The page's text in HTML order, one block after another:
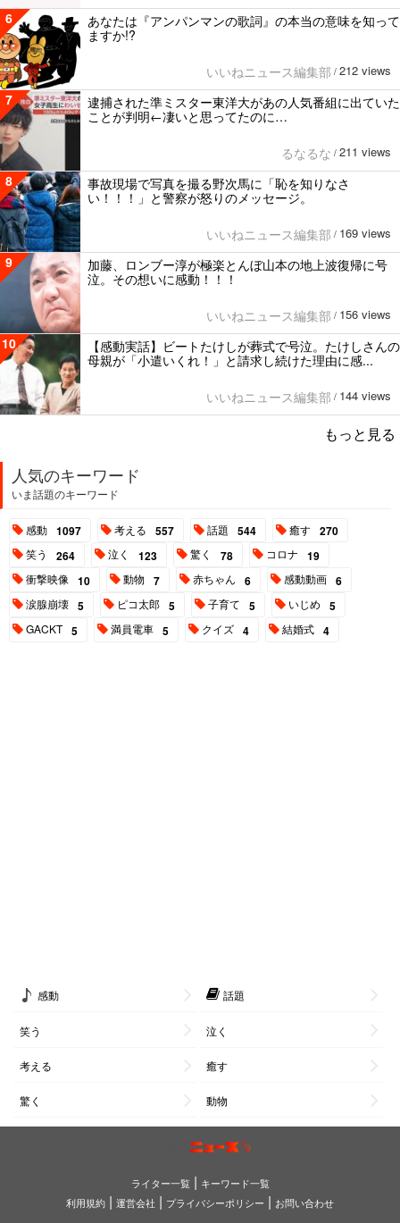
6
あなたは『アンパンマンの歌詞』の本当の意味を知って
ますか!?
いいねニュース編集部 / 212 views
7
逮捕された準ミスター東洋大があの人気番組に出ていた
ことが判明←凄いと思ってたのに…
るなるな / 211 views
8
事故現場で写真を撮る野次馬に「恥を知りなさ
い！！！」と警察が怒りのメッセージ。
いいねニュース編集部 / 169 views
9
加藤、ロンブー淳が極楽とんぼ山本の地上波復帰に号
泣。その想いに感動！！！
いいねニュース編集部 / 156 views
10
【感動実話】ビートたけしが葬式で号泣。たけしさんの
母親が「小遣いくれ！」と請求し続けた理由に感...
いいねニュース編集部 / 144 views
もっと見る
人気のキーワード
いま話題のキーワード
感動 1097 考える 557 話題 544 癒す 270
笑う 264 泣く 123 驚く 78 コロナ 19
衝撃映像 10 動物 7 赤ちゃん 6 感動動画 6
涙腺崩壊 5 ピコ太郎 5 子育て 5 いじめ 5
GACKT 5 満員電車 5 クイズ 4 結婚式 4
感動 話題
笑う 泣く
考える 癒す
驚く 動物
ライター一覧| キーワード一覧
利用規約 | 運営会社 | プライバシーポリシー | お問い合わせ